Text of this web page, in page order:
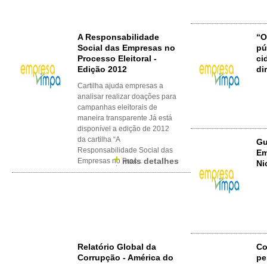
A Responsabilidade
Social das Empresas no
Processo Eleitoral -
Edição 2012
Cartilha ajuda empresas a
analisar realizar doações para
campanhas eleitorais de
maneira transparente Já está
disponível a edição de 2012
da cartilha “A
Responsabilidade Social das
Empresas no Proc...mais detalhes
Relatório Global da
Corrupção - América do